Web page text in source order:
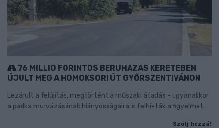
76 MILLIÓ FORINTOS BERUHÁZÁS KERETÉBEN
ÚJULT MEG A HOMOKSORI ÚT GYŐRSZENTIVÁNON
Lezárult a felújítás, megtörtént a műszaki átadás - ugyanakkor
a padka murvázásának hiányosságaira is felhívták a figyelmet.
Szólj hozzá!